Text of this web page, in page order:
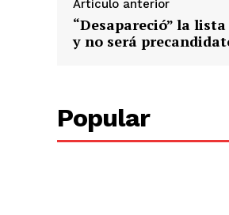
Artículo anterior
“Desapareció” la
y no será
Popular